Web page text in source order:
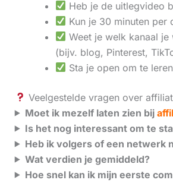
Heb je de uitlegvideo
Kun je 30 minuten per
Weet je welk kanaal
(bijv. blog, Pinterest,
Sta je open om te
Veelgestelde vragen over
Moet ik mezelf laten zien bij
Is het nog interessant om te
Heb ik volgers of een netwerk
Wat verdien je gemiddeld?
Hoe snel kan ik mijn eerste